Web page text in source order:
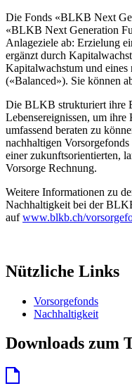
Die Fonds «BLKB Next
«BLKB Next Generation
Anlageziele ab: Erzielung
ergänzt durch
Kapitalwachstum und eines
(«Balanced»). Sie können
Die BLKB strukturiert ihre
Lebensereignissen, um
umfassend beraten zu
nachhaltigen
einer zukunftsorientierten,
Vorsorge Rechnung.
Weitere Informationen zu
Nachhaltigkeit bei der
aufwww.blkb.ch/
Nützliche Links
Vorsorgefonds
Nachhaltigkeit
Downloads zum